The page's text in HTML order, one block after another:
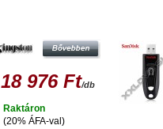
18 976 Ft/db
(20% ÁFA-val)
Raktáron